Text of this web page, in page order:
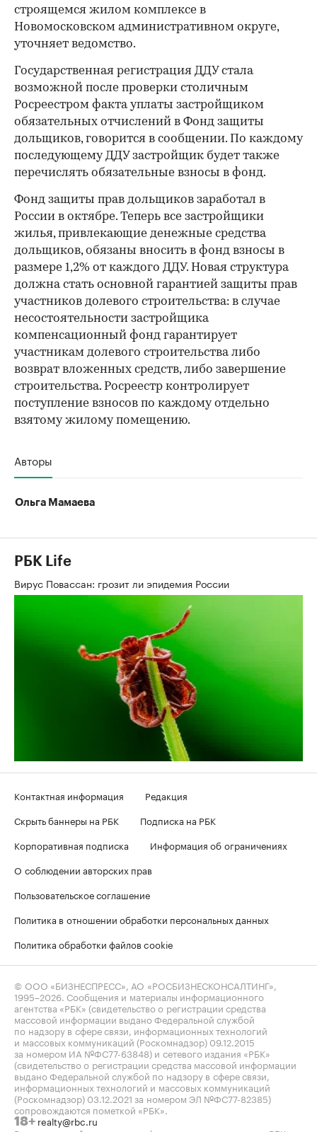
строящемся жилом комплексе в
Новомосковском административном округе,
уточняет ведомство.
Государственная регистрация ДДУ стала
возможной после проверки столичным
Росреестром факта уплаты застройщиком
обязательных отчислений в Фонд защиты
дольщиков, говорится в сообщении. По каждому
последующему ДДУ застройщик будет также
перечислять обязательные взносы в фонд.
Фонд защиты прав дольщиков заработал в
России в октябре. Теперь все застройщики
жилья, привлекающие денежные средства
дольщиков, обязаны вносить в фонд взносы в
размере 1,2% от каждого ДДУ. Новая структура
должна стать основной гарантией защиты прав
участников долевого строительства: в случае
несостоятельности застройщика
компенсационный фонд гарантирует
участникам долевого строительства либо
возврат вложенных средств, либо завершение
строительства. Росреестр контролирует
поступление взносов по каждому отдельно
взятому жилому помещению.
Авторы
Ольга Мамаева
РБК Life
Вирус Повассан: грозит ли эпидемия России
Контактная информация
Редакция
Скрыть баннеры на РБК
Подписка на РБК
Корпоративная подписка
Информация об ограничениях
О соблюдении авторских прав
Пользовательское соглашение
Политика в отношении обработки персональных данных
Политика обработки файлов cookie
© ООО «БИЗНЕСПРЕСС», АО «РОСБИЗНЕСКОНСАЛТИНГ»,
1995–2026 . Сообщения и материалы информационного
агентства «РБК» (свидетельство о регистрации средства
массовой информации выдано Федеральной службой
по надзору в сфере связи, информационных технологий
и массовых коммуникаций (Роскомнадзор) 09.12.2015
за номером ИА №ФС77-63848) и сетевого издания «РБК»
(свидетельство о регистрации средства массовой информации
выдано Федеральной службой по надзору в сфере связи,
информационных технологий и массовых коммуникаций
(Роскомнадзор) 03.12.2021 за номером ЭЛ №ФС77-82385)
сопровождаются пометкой «РБК».
18+ realty@rbc.ru